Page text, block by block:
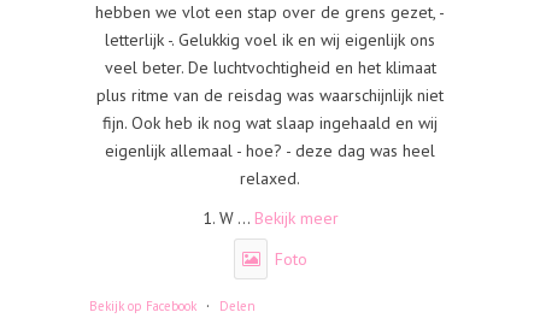
hebben we vlot een stap over de grens gezet, -
letterlijk -. Gelukkig voel ik en wij eigenlijk ons
veel beter. De luchtvochtigheid en het klimaat
plus ritme van de reisdag was waarschijnlijk niet
fijn. Ook heb ik nog wat slaap ingehaald en wij
eigenlijk allemaal - hoe? - deze dag was heel
relaxed.
1. W ... Bekijk meer
Foto
Bekijk op Facebook · Delen